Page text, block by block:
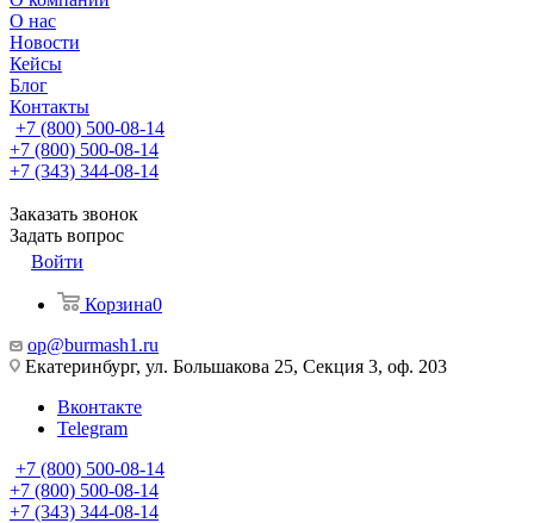
О нас
Новости
Кейсы
Блог
Контакты
+7 (800) 500-08-14
+7 (800) 500-08-14
+7 (343) 344-08-14
Заказать звонок
Задать вопрос
Войти
Корзина0
op@burmash1.ru
Екатеринбург, ул. Большакова 25, Секция 3, оф. 203
Вконтакте
Telegram
+7 (800) 500-08-14
+7 (800) 500-08-14
+7 (343) 344-08-14